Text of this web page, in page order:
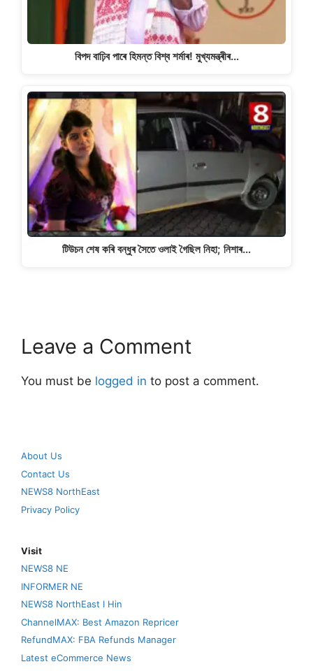
বিপদ বাঢ়িব পাৰে হিমন্ত বিশ্ব শৰ্মাৰ! মুখ্যমন্ত্ৰীৰ…
টিউচন শেষ কৰি বন্ধুৰ সৈতে ওলাই গৈছিল নিহা; নিশাৰ…
Leave a Comment
You must be logged in to post a comment.
About Us
Contact Us
NEWS8 NorthEast
Privacy Policy
Visit
NEWS8 NE
INFORMER NE
NEWS8 NorthEast I Hin
ChannelMAX: Best Amazon Repricer
RefundMAX: FBA Refunds Manager
Latest eCommerce News